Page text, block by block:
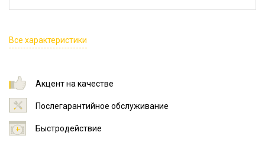
Все характеристики
Акцент на качестве
Послегарантийное обслуживание
Быстродействие